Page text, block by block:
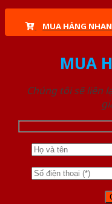
MUA HÀNG
MUA
Chúng tôi sẽ liên